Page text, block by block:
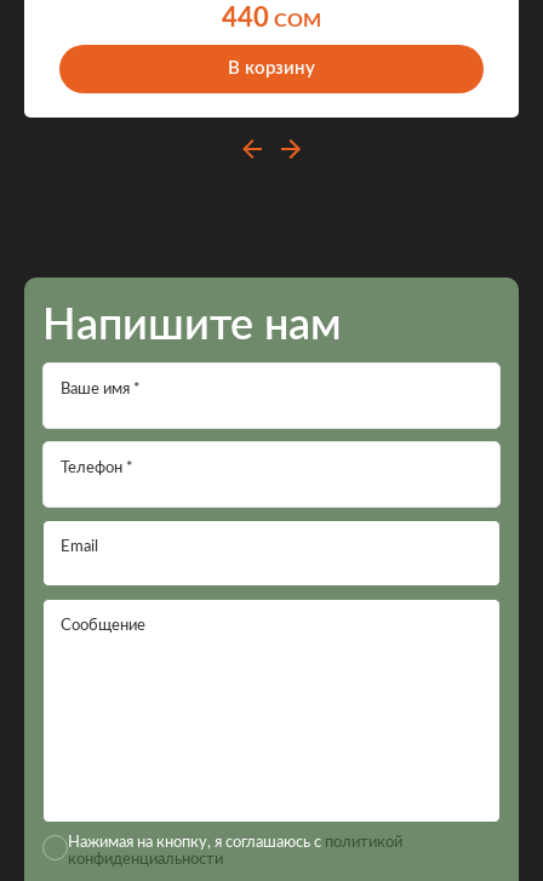
440 COM
В корзину
Напишите нам
Ваше имя *
Телефон *
Email
Сообщение
Нажимая на кнопку, я соглашаюсь с политикой
конфиденциальности